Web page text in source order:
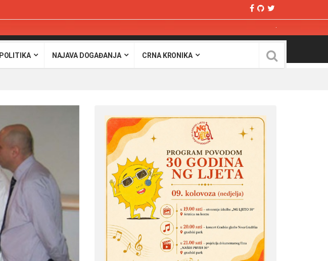
POLITIKA NAJAVA DOGAĐANJA CRNA KRONIKA